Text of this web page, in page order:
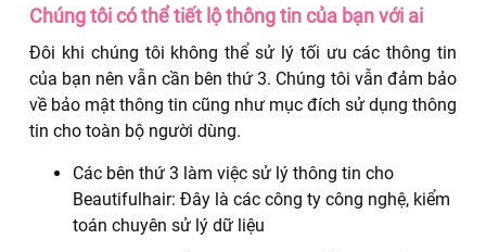
Chúng tôi có thể tiết lộ thông tin của bạn với ai
Đôi khi chúng tôi không thể sử lý tối ưu các thông tin
của bạn nên vẫn cần bên thứ 3. Chúng tôi vẫn đảm bảo
về bảo mật thông tin cũng như mục đích sử dụng thông
tin cho toàn bộ người dùng.
Các bên thứ 3 làm việc sử lý thông tin cho
Beautifulhair: Đây là các công ty công nghệ, kiểm
toán chuyên sử lý dữ liệu